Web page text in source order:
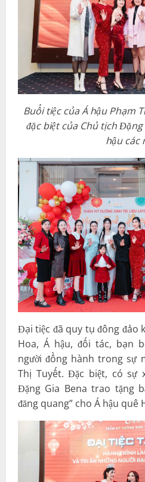
Buổi tiệc của Á hậu Phạm
đặc biệt của Chủ tịch
hậu các
Đại tiệc đã quy tụ đông đảo
Hoa, Á hậu, đối tác, bạn
người đồng hành trong sự
Thị Tuyết. Đặc biệt, có sự
Đặng Gia Bena trao tặng
đăng quang” cho Á hậu quê